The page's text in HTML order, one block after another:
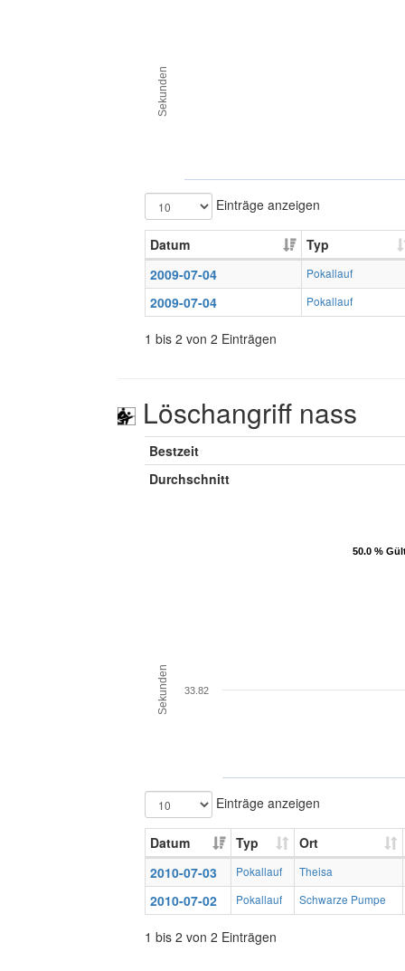
Sekunden
Einträge anzeigen
Datum
Typ
2009-07-04
Pokallauf
2009-07-04 Pokallauf
1 bis 2 von 2 Einträgen
Löschangriff nass
Bestzeit
Durchschnitt
50.0 %
50.0 %
Sekunden 33.82
Einträge anzeigen
Datum Typ
Ort
2010-07-03
Pokallauf Theisa
2010-07-02 Pokallauf Schwarze Pumpe
1 bis 2 von 2 Einträgen